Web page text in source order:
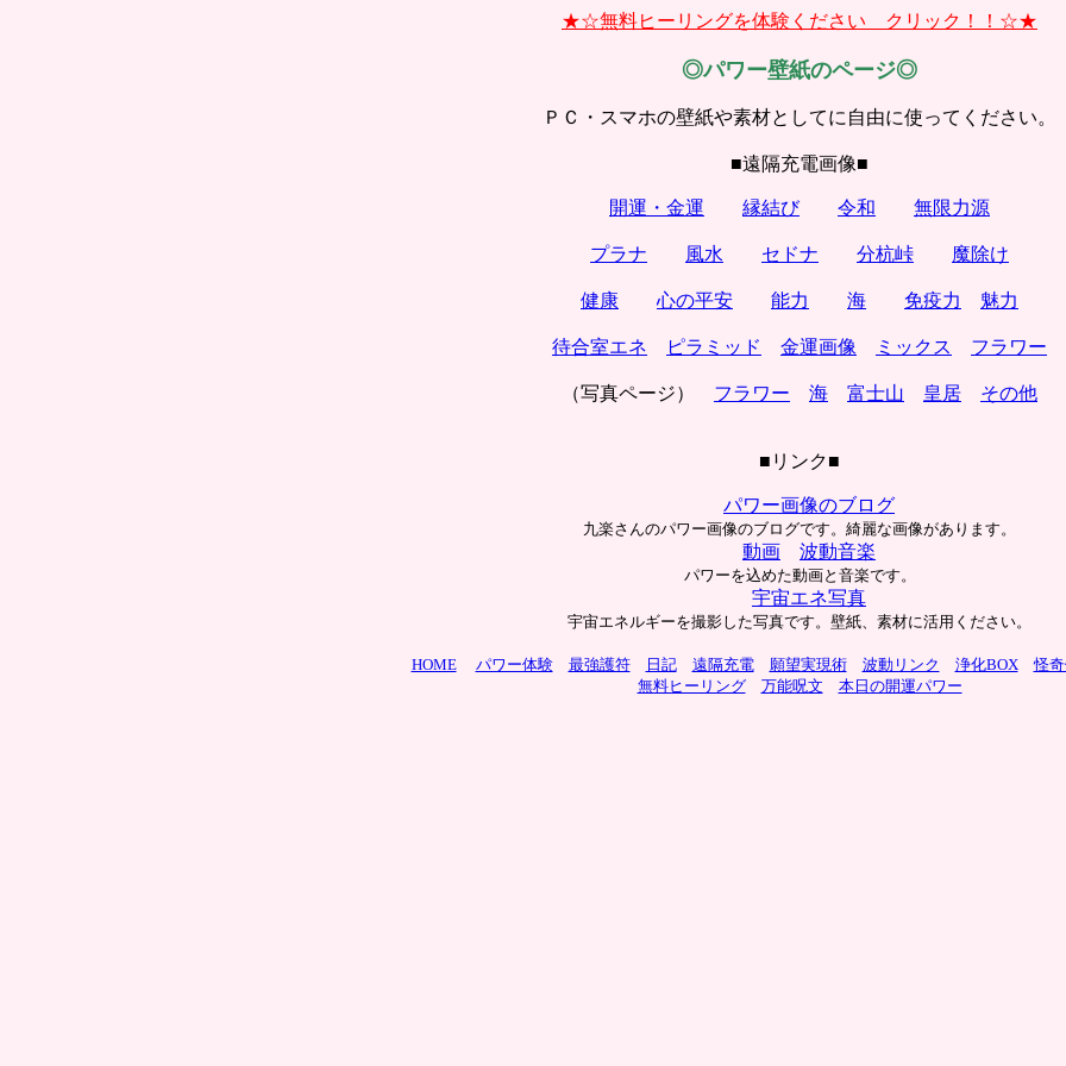
★☆無料ヒーリングを体験ください クリック！！☆★
◎パワー壁紙のページ◎
ＰＣ・スマホの壁紙や素材としてに自由に使ってください。
■遠隔充電画像■
開運・金運 縁結び 令和 無限力源
プラナ 風水 セドナ 分杭峠 魔除け
健康 心の平安 能力 海 免疫力 魅力
待合室エネ ピラミッド 金運画像 ミックス フラワー
（写真ページ） フラワー 海 富士山 皇居 その他
■リンク■
パワー画像のブログ
九楽さんのパワー画像のブログです。綺麗な画像があります。
動画 波動音楽
パワーを込めた動画と音楽です。
宇宙エネ写真
宇宙エネルギーを撮影した写真です。壁紙、素材に活用ください。
HOME パワー体験 最強護符 日記 遠隔充電 願望実現術 波動リンク 浄化BOX 怪
無料ヒーリング
万能呪文 本日の開運パワー